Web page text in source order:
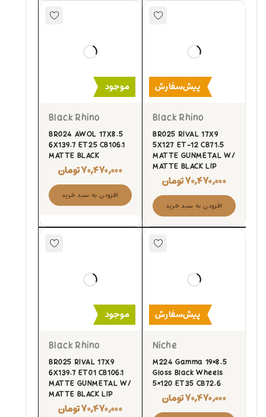
پیش‌سفارش
Black Rhino
BR025 RIVAL 17X9
5X127 ET-12 CB71.5
MATTE GUNMETAL W/
MATTE BLACK LIP
۷۰,۴۷۰,۰۰۰تومان
افزودن به سبد خرید
موجود
Black Rhino
BR024 AWOL 17X8.5
6X139.7 ET25 CB106.1
MATTE BLACK
۷۰,۴۷۰,۰۰۰تومان
افزودن به سبد خرید
پیش‌سفارش
Niche
M224 Gamma 19×8.5
Gloss Black Wheels
5×120 ET35 CB72.6
۷۰,۴۷۰,۰۰۰تومان
موجود
Black Rhino
BR025 RIVAL 17X9
6X139.7 ET01 CB106.1
MATTE GUNMETAL W/
MATTE BLACK LIP
۷۰,۴۷۰,۰۰۰تومان